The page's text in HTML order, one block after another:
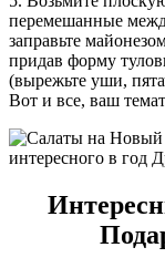
перемешанные
заправьте
придав форму
(вырежьте уши,
Вот и все, ваш